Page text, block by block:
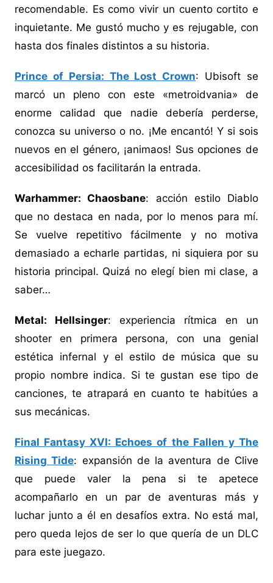
recomendable. Es como vivir un cuento cortito e
inquietante. Me gustó mucho y es rejugable, con
hasta dos finales distintos a su historia.
Prince of Persia: The Lost Crown: Ubisoft se
marcó un pleno con este «metroidvania» de
enorme calidad que nadie debería perderse,
conozca su universo o no. ¡Me encantó! Y si sois
nuevos en el género, ¡animaos! Sus opciones de
accesibilidad os facilitarán la entrada.
Warhammer: Chaosbane: acción estilo Diablo
que no destaca en nada, por lo menos para mí.
Se vuelve repetitivo fácilmente y no motiva
demasiado a echarle partidas, ni siquiera por su
historia principal. Quizá no elegí bien mi clase, a
saber…
Metal: Hellsinger: experiencia rítmica en un
shooter en primera persona, con una genial
estética infernal y el estilo de música que su
propio nombre indica. Si te gustan ese tipo de
canciones, te atrapará en cuanto te habitúes a
sus mecánicas.
Final Fantasy XVI: Echoes of the Fallen y The
Rising Tide: expansión de la aventura de Clive
que puede valer la pena si te apetece
acompañarlo en un par de aventuras más y
luchar junto a él en desafíos extra. No está mal,
pero queda lejos de ser lo que quería de un DLC
para este juegazo.